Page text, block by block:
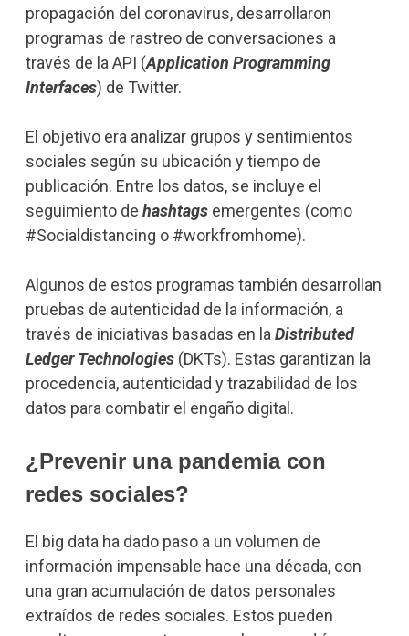
propagación del coronavirus, desarrollaron
programas de rastreo de conversaciones a
través de la API (Application Programming
Interfaces) de Twitter.
El objetivo era analizar grupos y sentimientos
sociales según su ubicación y tiempo de
publicación. Entre los datos, se incluye el
seguimiento de hashtagsemergentes (como
#Socialdistancing o #workfromhome).
Algunos de estos programas también desarrollan
pruebas de autenticidad de la información, a
través de iniciativas basadas en la Distributed
Ledger Technologies(DKTs). Estas garantizan la
procedencia, autenticidad y trazabilidad de los
datos para combatir el engaño digital.
¿Prevenir una pandemia con
redes sociales?
El big data ha dado paso a un volumen de
información impensable hace una década, con
una gran acumulación de datos personales
extraídos de redes sociales. Estos pueden